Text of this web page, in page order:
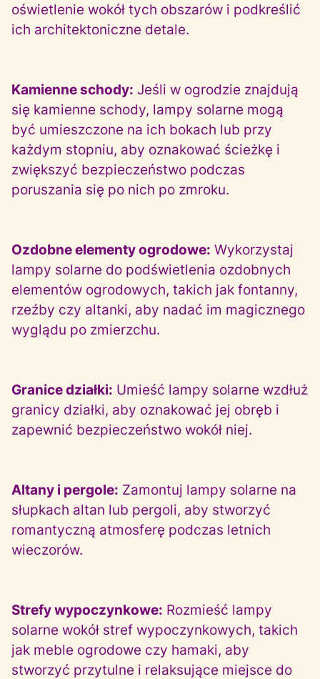
oświetlenie wokół tych obszarów i podkreślić
ich architektoniczne detale.
Kamienne schody: Jeśli w ogrodzie znajdują
się kamienne schody, lampy solarne mogą
być umieszczone na ich bokach lub przy
każdym stopniu, aby oznakować ścieżkę i
zwiększyć bezpieczeństwo podczas
poruszania się po nich po zmroku.
Ozdobne elementy ogrodowe: Wykorzystaj
lampy solarne do podświetlenia ozdobnych
elementów ogrodowych, takich jak fontanny,
rzeźby czy altanki, aby nadać im magicznego
wyglądu po zmierzchu.
Granice działki: Umieść lampy solarne wzdłuż
granicy działki, aby oznakować jej obręb i
zapewnić bezpieczeństwo wokół niej.
Altany i pergole: Zamontuj lampy solarne na
słupkach altan lub pergoli, aby stworzyć
romantyczną atmosferę podczas letnich
wieczorów.
Strefy wypoczynkowe: Rozmieść lampy
solarne wokół stref wypoczynkowych, takich
jak meble ogrodowe czy hamaki, aby
stworzyć przytulne i relaksujące miejsce do